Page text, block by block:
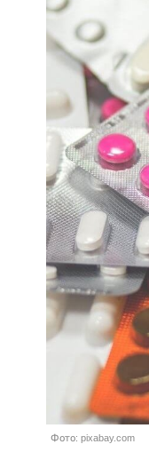
Фото: pixabay.com